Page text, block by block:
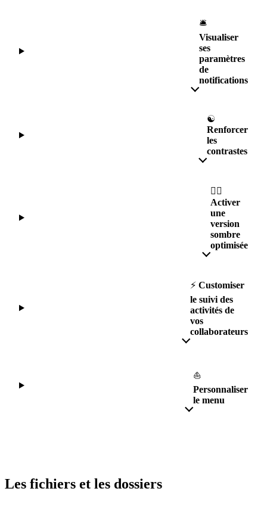
🛎
Visualiser
ses
paramètres
de
notifications
☯️
Renforcer
les
contrastes
🧛‍♂️
Activer
une
version
sombre
optimisée
⚡️ Customiser
le suivi des
activités de
vos
collaborateurs
⛵️
Personnaliser
le menu
Les fichiers et les dossiers